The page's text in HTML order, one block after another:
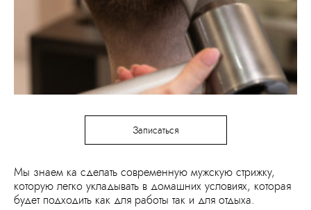
Записаться
Мы знаем ка сделать современную мужскую стрижку,
которую легко укладывать в домашних условиях, которая
будет подходить как для работы так и для отдыха.